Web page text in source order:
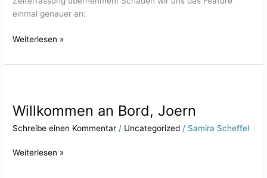
einmal genauer an:
Weiterlesen »
Willkommen an Bord, Joern
Schreibe einen Kommentar / Uncategorized / Samira Scheffel
Bord,
Weiterlesen »